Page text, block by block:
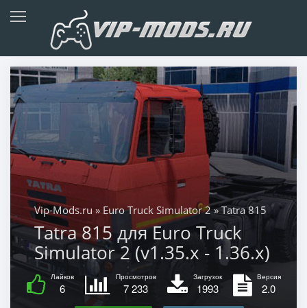
Vip-Mods.ru» Euro Truck Simulator 2» Tatra 815
Tatra 815 для Euro Truck
Simulator 2 (v1.35.x - 1.36.x)
Лайков
6
Просмотров
7 233
Загрузок
1993
Версия
2.0